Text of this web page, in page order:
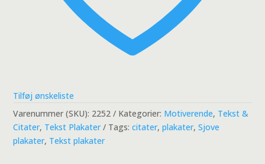
Tilføj ønskeliste
Varenummer (SKU): 2252 Kategorier: Motiverende, Tekst &
Citater, Tekst Plakater Tags:citater,plakater,Sjove
plakater, Tekst plakater